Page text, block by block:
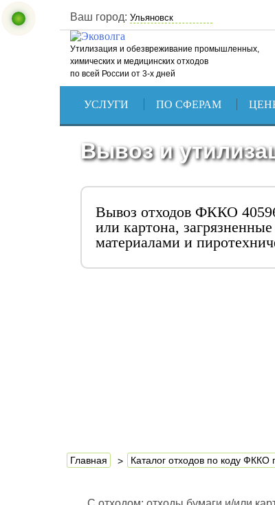
Ваш город:
Утилизация и обезвреживание промышленных,
химических и медицинских отходов
по всей России от 3-х дней
УСЛУГИ ПО СФЕРАМ
Вывоз и
Вывоз отходов ФККО
или картона,
материалами и
Главная Каталог отходов по коду